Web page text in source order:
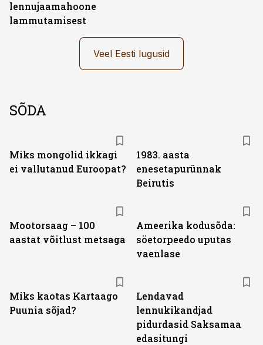
lennujaamahoone
lammutamisest
Veel Eesti lugusid
SÕDA
Miks mongolid ikkagi
ei vallutanud Euroopat?
1983. aasta
enesetapurünnak
Beirutis
Mootorsaag – 100
aastat võitlust metsaga
Ameerika kodusõda:
söetorpeedo uputas
vaenlase
Miks kaotas Kartaago
Puunia sõjad?
Lendavad
lennukikandjad
pidurdasid Saksamaa
edasitungi